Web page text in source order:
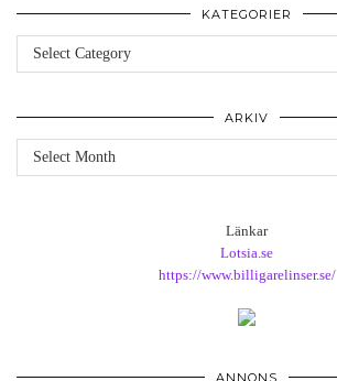
KATEGORIER
Kategorier
ARKIV
Arkiv
Länkar
Lotsia.se
https://www.billigarelinser.se/
ANNONS